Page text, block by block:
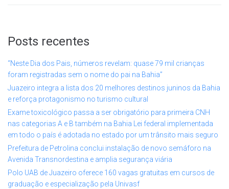
Posts recentes
“Neste Dia dos Pais, números revelam: quase 79 mil crianças
foram registradas sem o nome do pai na Bahia”
Juazeiro integra a lista dos 20 melhores destinos juninos da Bahia
e reforça protagonismo no turismo cultural
Exame toxicológico passa a ser obrigatório para primeira CNH
nas categorias A e B também na Bahia Lei federal implementada
em todo o país é adotada no estado por um trânsito mais seguro
Prefeitura de Petrolina conclui instalação de novo semáforo na
Avenida Transnordestina e amplia segurança viária
Polo UAB de Juazeiro oferece 160 vagas gratuitas em cursos de
graduação e especialização pela Univasf